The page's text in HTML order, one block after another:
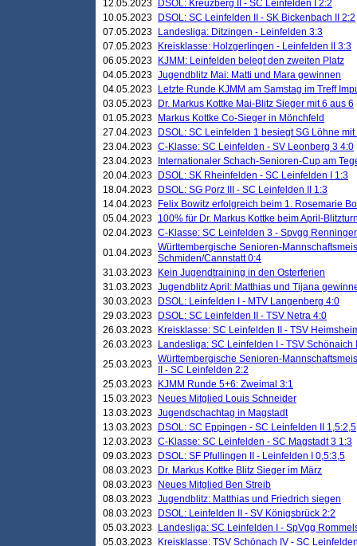
12.05.2023
DSOL: Kreuzberg II - SC Leinfelden I 2:2
10.05.2023
DSOL: SC Leinfelden II - SK Bickenbach II 2:2
07.05.2023
Landesliga: Ditzingen - Leinfelden 3:3
07.05.2023
Kreisklasse: Holzgerlingen - Leinfelden II 3:3
06.05.2023
KJMM: Leinfelden belegt den zweiten Platz
04.05.2023 Jugendblitz Mai: Matti und Mara gewinnen
04.05.2023
Letzte Runde KJMM am Samstag im Treff
03.05.2023
Dr. Markus Kottke Mai-Blitz Sieger mit 6 aus 6
01.05.2023
Markus Kottke Co-Sieger in Mönchfeld
27.04.2023
DSOL: SC Leinfelden 1 besiegt SG Löhne mit
23.04.2023 C-Klasse: SC Leinfelden - SV Leonberg 3 4:0
23.04.2023
Internationaler Schach-Senioren-Cup am
20.04.2023
DSOL: SK Rheinfelden - SC Leinfelden I 1:3
18.04.2023
DSOL: SG Porz III - SC Leinfelden II 1:3
14.04.2023
Felix Bowitz erfolgreich beim 1. Rosemarie
05.04.2023 100% für Dr. Markus Kottke beim April-
02.04.2023 C-Klasse: SC Leinfelden 3 - Spvgg
01.04.2023 Württembergische Senioren-
Schmiden/Cannstatt 0:4
31.03.2023
Kein Jugendtraining in den Osterferien
31.03.2023 Jugendblitz April: Matthias und Tijana
30.03.2023
DSOL: Leinfelden I - MTV Langenberg 4:0
29.03.2023
DSOL: SC Leinfelden II - TSV Netra 4:0
26.03.2023
Kreisklasse: SC Leinfelden II - TSV
26.03.2023
Landesliga: SC Leinfelden I - TSV Schönaich
25.03.2023 Württembergische Senioren-
II - SC Leinfelden 2:2
25.03.2023
KJMM Runde 5+6: Zweimal 3:1
15.03.2023
Neues Mitglied Louis Schneider
13.03.2023 Jugendschachtag in Magstadt
13.03.2023
DSOL: SC Eppingen - SC Leinfelden II 1,5:2,5
12.03.2023 C-Klasse: SC Leinfelden - SC Magstadt 3 1:3
09.03.2023
DSOL: SF Pfullingen II - Leinfelden I 0,5:3,5
08.03.2023
Dr. Markus Kottke Blitz Sieger im März
08.03.2023
Neues Mitglied Ben Streib
08.03.2023 Jugendblitz: Matthias und Friedrich siegen
08.03.2023
DSOL: Leinfelden II - SV Königsbrück 2:2
05.03.2023
Landesliga: SC Leinfelden I - SpVgg
05.03.2023
Kreisklasse: TSV Schönach IV - SC